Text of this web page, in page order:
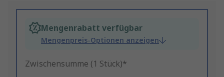
Mengenrabatt verfügbar
Mengenpreis-Optionen anzeigen
Zwischensumme (1 Stück)*